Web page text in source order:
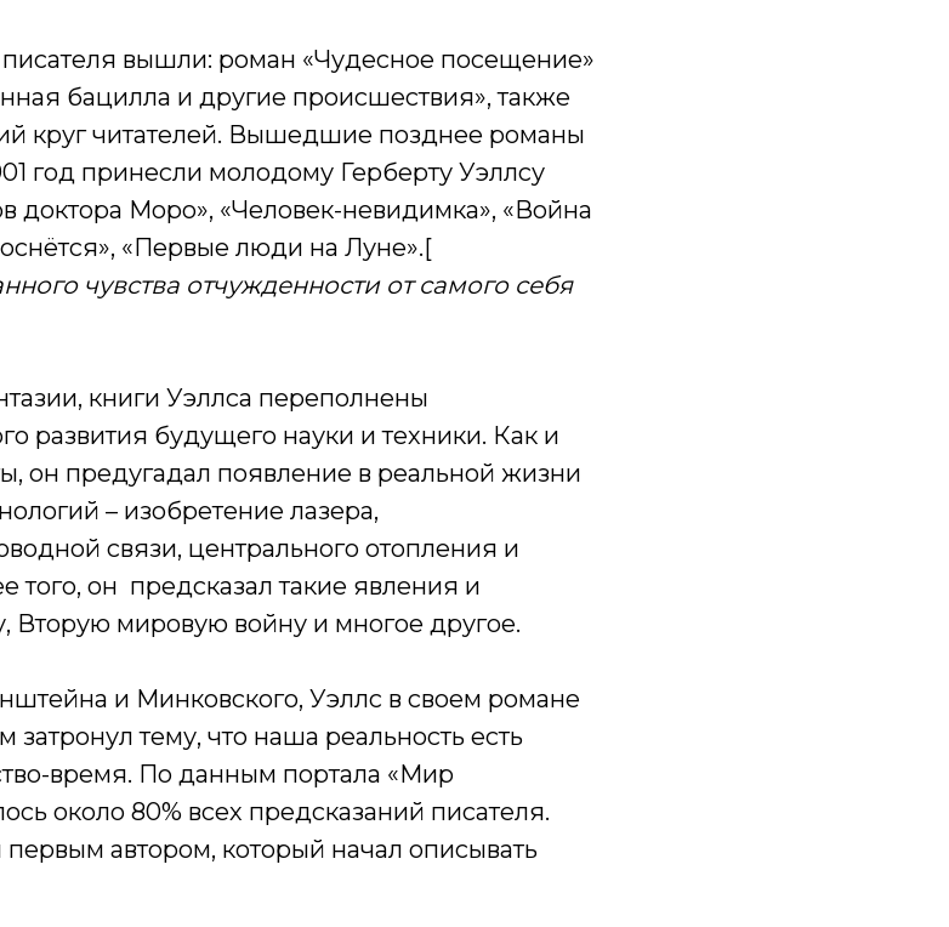
вышли: роман «Чудесное посещение»
бацилла и другие происшествия», также
круг читателей. Вышедшие позднее романы
год принесли молодому Герберту Уэллсу
доктора Моро», «Человек-невидимка», «Война
«Первые люди на Луне».[
чувства отчужденности от самого себя
книги Уэллса переполнены
развития будущего науки и техники. Как и
он предугадал появление в реальной жизни
– изобретение лазера,
связи, центрального отопления и
того, он предсказал такие явления и
Вторую мировую войну и многое другое.
и Минковского, Уэллс в своем романе
тему, что наша реальность есть
время. По данным портала «Мир
около 80% всех предсказаний писателя.
автором, который начал описывать